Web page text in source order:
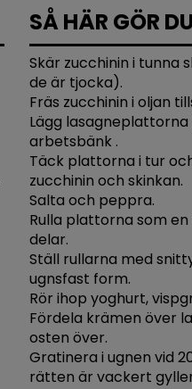
SÅ HÄR GÖR DU
Skär zucchinin i tunna
de är tjocka).
Fräs zucchinin i oljan
Lägg
arbetsbänk .
Täck plattorna i tur
zucchinin och skinkan.
Salta och peppra.
Rulla plattorna som
delar.
Ställ rullarna med
ugnsfast form.
Rör ihop yoghurt,
Fördela krämen över
osten över.
Gratinera i ugnen vid
rätten är vackert